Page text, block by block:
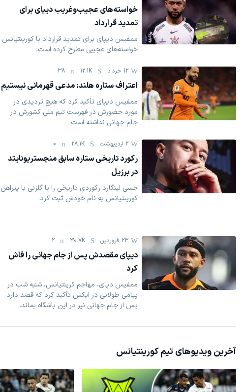
خواسته‌های عجیب‌وغریب دیپای برای
تمدید قرارداد
ممفیس دیپای برای تمدید قرارداد با کورینتیانس
خواسته‌های عجیبی مطرح کرده است.
12 خرداد 12.1K
38
اعتراف ستاره هلند: مدعی قهرمانی نیستیم
ممفیس دیپای تأکید کرد که هیچ تردیدی در
مورد حضورش در فهرست تیم ملی کشورش در
جام جهانی نداشته است.
2 اردیبهشت 28.1K
0
رکورد تاریخی ستاره سابق منچستریونایتد
در برزیل
جسی لینگارد رکوردی تاریخی را با گلزنی با پیراهن
کورینتیانس به نام خودش ثبت کرد.
23 فروردين 30.7K
2
دیپای مقصدش پس از جام جهانی را فاش
کرد
ممفیس دپای، مهاجم کرینتیانس، شنبه شب در
پیامی طولانی در ایکس تأکید کرد که قصد دارد
پس از جام جهانی نیز در این باشگاه بماند.
آخرین ویدیوهای تیمکورینتیانس